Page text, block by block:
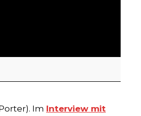
Im Interview mit